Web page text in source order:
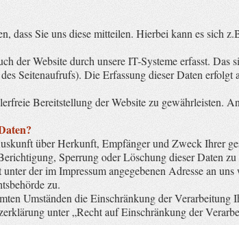
dass Sie uns diese mitteilen. Hierbei kann es sich
der Website durch unsere IT-Systeme erfasst. Das
Seitenaufrufs). Die Erfassung dieser Daten erfolgt
Bereitstellung der Website zu gewährleisten.
über Herkunft, Empfänger und Zweck Ihrer
Sperrung oder Löschung dieser Daten
der im Impressum angegebenen Adresse an
zu.
Umständen die Einschränkung der Verarbeitung
unter „Recht auf Einschränkung der